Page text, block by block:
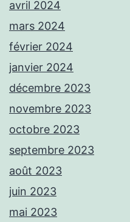
avril 2024
mars 2024
février 2024
janvier 2024
décembre 2023
novembre 2023
octobre 2023
septembre 2023
août 2023
juin 2023
mai 2023